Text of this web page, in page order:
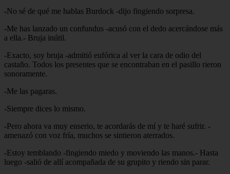
-No sé de qué me hablas Burdock -dijo fingiendo sorpresa.
-Me has lanzado un confundus -acusó con el dedo acercándose más
a ella.- Bruja inútil.
-Exacto, soy bruja -admitió eufórica al ver la cara de odio del
castaño. Todos los presentes que se encontraban en el pasillo rieron
sonoramente.
-Me las pagaras.
-Siempre dices lo mismo.
-Pero ahora va muy enserio, te acordarás de mí y te haré sufrir. -
amenazó con voz fría, muchos se sintieron aterrados.
-Estoy temblando -fingiendo miedo y moviendo las manos.- Hasta
luego -salió de allí acompañada de su grupito y riendo sin parar.